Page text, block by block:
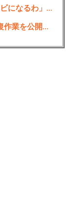
謎の勢力「AI発展したらお前らは皆クビになるわ」→未だかつてAIのせいで失業したG民が0人の理由
【衝撃】NEXCO西日本さん、凄い修復作業を公開・・・・・